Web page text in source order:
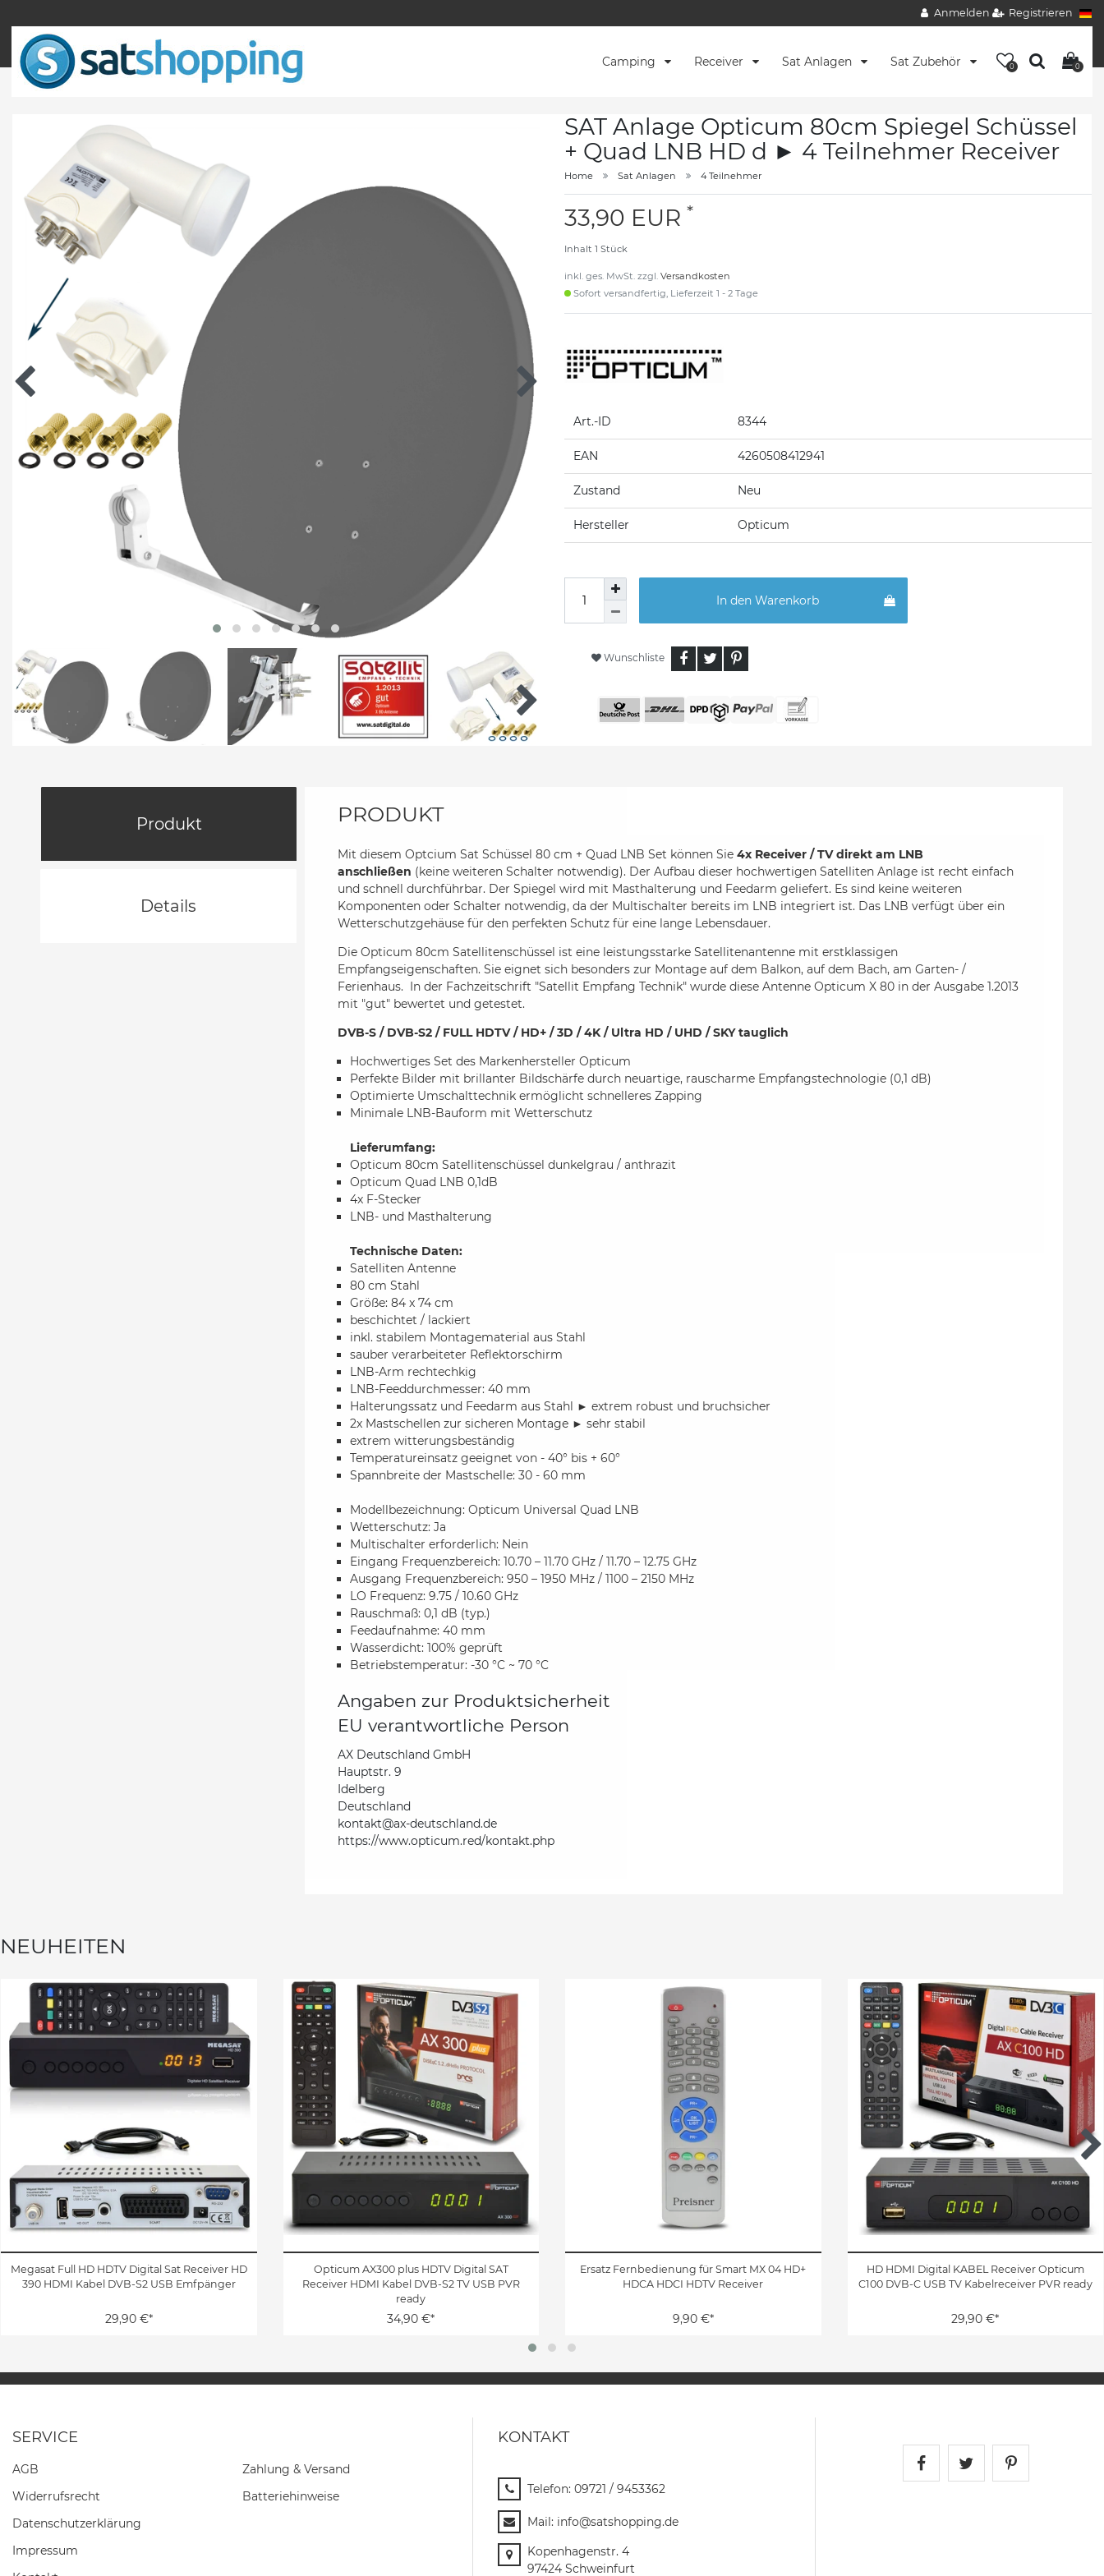
Anmelden Registrieren
Camping Receiver Sat Anlagen Sat Zubehör 0 0
SAT Anlage Opticum 80cm Spiegel Schüssel
+ Quad LNB HD d ► 4 Teilnehmer Receiver
Home Sat Anlagen 4 Teilnehmer
33,90 EUR *
Inhalt 1 Stück
inkl. ges. MwSt. zzgl. Versandkosten
Sofort versandfertig, Lieferzeit 1 - 2 Tage
Art.-ID 8344
EAN 4260508412941
Zustand Neu
Hersteller Opticum
In den Warenkorb
Wunschliste
Produkt
Details
PRODUKT
Mit diesem Optcium Sat Schüssel 80 cm + Quad LNB Set können Sie 4x Receiver / TV direkt am LNB
anschließen (keine weiteren Schalter notwendig). Der Aufbau dieser hochwertigen Satelliten Anlage ist recht einfach
und schnell durchführbar. Der Spiegel wird mit Masthalterung und Feedarm geliefert. Es sind keine weiteren
Komponenten oder Schalter notwendig, da der Multischalter bereits im LNB integriert ist. Das LNB verfügt über ein
Wetterschutzgehäuse für den perfekten Schutz für eine lange Lebensdauer.
Die Opticum 80cm Satellitenschüssel ist eine leistungsstarke Satellitenantenne mit erstklassigen
Empfangseigenschaften. Sie eignet sich besonders zur Montage auf dem Balkon, auf dem Bach, am Garten- /
Ferienhaus. In der Fachzeitschrift "Satellit Empfang Technik" wurde diese Antenne Opticum X 80 in der Ausgabe 1.2013
mit "gut" bewertet und getestet.
DVB-S / DVB-S2 / FULL HDTV / HD+ / 3D / 4K / Ultra HD / UHD / SKY tauglich
Hochwertiges Set des Markenhersteller Opticum
Perfekte Bilder mit brillanter Bildschärfe durch neuartige, rauscharme Empfangstechnologie (0,1 dB)
Optimierte Umschalttechnik ermöglicht schnelleres Zapping
Minimale LNB-Bauform mit Wetterschutz
Lieferumfang:
Opticum 80cm Satellitenschüssel dunkelgrau / anthrazit
Opticum Quad LNB 0,1dB
4x F-Stecker
LNB- und Masthalterung
Technische Daten:
Satelliten Antenne
80 cm Stahl
Größe: 84 x 74 cm
beschichtet / lackiert
inkl. stabilem Montagematerial aus Stahl
sauber verarbeiteter Reflektorschirm
LNB-Arm rechtechkig
LNB-Feeddurchmesser: 40 mm
Halterungssatz und Feedarm aus Stahl ► extrem robust und bruchsicher
2x Mastschellen zur sicheren Montage ► sehr stabil
extrem witterungsbeständig
Temperatureinsatz geeignet von - 40° bis + 60°
Spannbreite der Mastschelle: 30 - 60 mm
Modellbezeichnung: Opticum Universal Quad LNB
Wetterschutz: Ja
Multischalter erforderlich: Nein
Eingang Frequenzbereich: 10.70 – 11.70 GHz / 11.70 – 12.75 GHz
Ausgang Frequenzbereich: 950 – 1950 MHz / 1100 – 2150 MHz
LO Frequenz: 9.75 / 10.60 GHz
Rauschmaß: 0,1 dB (typ.)
Feedaufnahme: 40 mm
Wasserdicht: 100% geprüft
Betriebstemperatur: -30 °C ~ 70 °C
Angaben zur Produktsicherheit
EU verantwortliche Person
AX Deutschland GmbH
Hauptstr. 9
Idelberg
Deutschland
kontakt@ax-deutschland.de
https://www.opticum.red/kontakt.php
NEUHEITEN
Megasat Full HD HDTV Digital Sat Receiver HD
390 HDMI Kabel DVB-S2 USB Emfpänger
29,90 €*
Opticum AX300 plus HDTV Digital SAT
Receiver HDMI Kabel DVB-S2 TV USB PVR
ready
34,90 €*
Ersatz Fernbedienung für Smart MX 04 HD+
HDCA HDCI HDTV Receiver
9,90 €*
HD HDMI Digital KABEL Receiver Opticum
C100 DVB-C USB TV Kabelreceiver PVR ready
29,90 €*
SERVICE
AGB
Widerrufs­recht
Daten­schutz­erklärung
Impressum
Zahlung & Versand
Batteriehinweise
KONTAKT
Telefon: 09721 / 9453362
Mail: info@satshopping.de
Kopenhagenstr. 4
97424 Schweinfurt